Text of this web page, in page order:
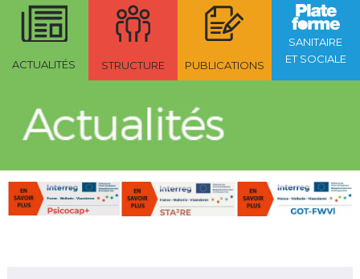
ACTUALITÉS STRUCTURE PUBLICATIONS
SANITAIRE
ET SOCIALE